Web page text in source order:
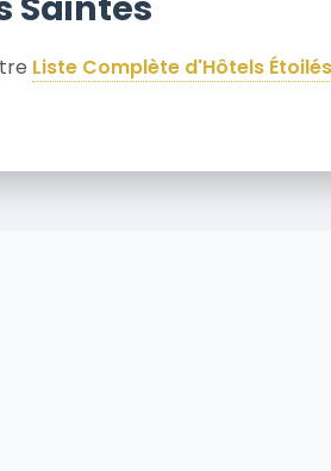
Liste Complète d'Hôtels